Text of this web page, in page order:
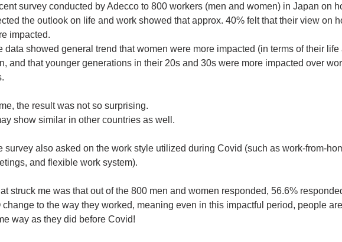
survey conducted by Adecco to 800 workers (men and women) in Japan on
the outlook on life and work showed that approx. 40% felt that their view on
impacted.
data showed general trend that women were more impacted (in terms of their life
and that younger generations in their 20s and 30s were more impacted over
the result was not so surprising.
show similar in other countries as well.
survey also asked on the work style utilized during Covid (such as work-from-
and flexible work system).
struck me was that out of the 800 men and women responded, 56.6%
change to the way they worked, meaning even in this impactful period, people
way as they did before Covid!